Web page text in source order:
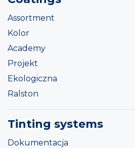
Assortment
Kolor
Academy
Projekt
Ekologiczna
Ralston
Tinting systems
Dokumentacja